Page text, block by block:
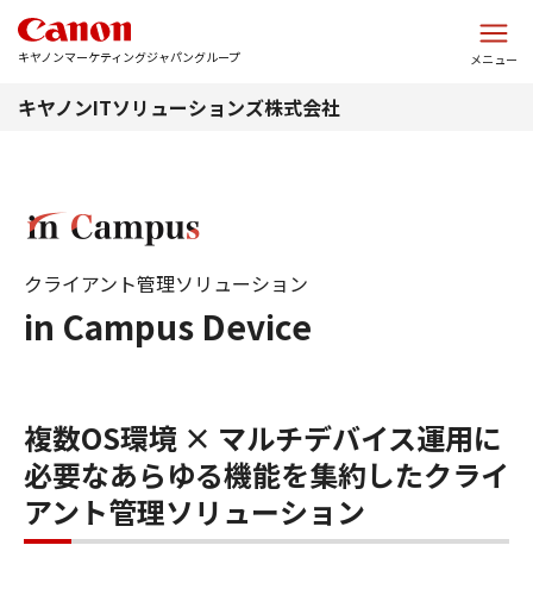
キヤノンマーケティングジャパングループ メニュー
キヤノンITソリューションズ株式会社
in Campus Device
クライアント管理ソリューション
複数OS環境 × マルチデバイス運用に
必要なあらゆる機能を集約したクライ
アント管理ソリューション